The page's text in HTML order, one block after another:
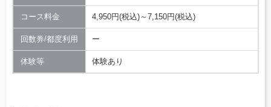
コース料金 4,950円(税込)～7,150円(税込)
回数券/都度利用 ー
体験等 体験あり